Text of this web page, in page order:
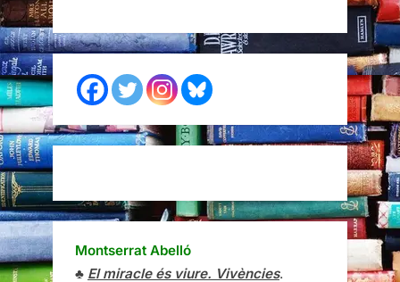
Montserrat Abelló
♣ El miracle és viure. Vivències.